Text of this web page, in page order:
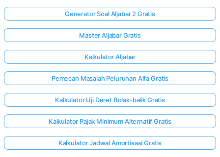
Generator Soal Aljabar 2 Gratis
Master Aljabar Gratis
Kalkulator Aljabar
Pemecah Masalah Peluruhan Alfa Gratis
Kalkulator Uji Deret Bolak-balik Gratis
Kalkulator Pajak Minimum Alternatif Gratis
Kalkulator Jadwal Amortisasi Gratis